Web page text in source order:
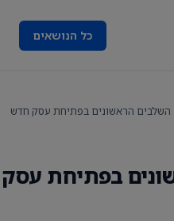
כל הנושאים
הראשונים בפתיחת עסק חדש
בפתיחת עסק